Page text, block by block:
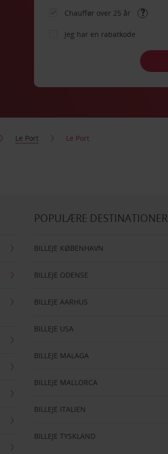
Chauffør over 25 år
Jeg har en rabatkode
Le Port Le Port
POPULÆRE DESTINATIONER
BILLEJE KØBENHAVN
BILLEJE ODENSE
BILLEJE AARHUS
BILLEJE USA
BILLEJE MALAGA
BILLEJE MALLORCA
BILLEJE ITALIEN
BILLEJE TYSKLAND